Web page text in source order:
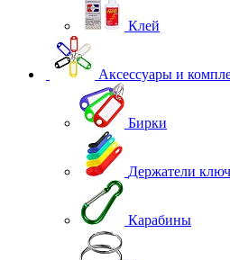
Клей
Аксессуары и
Бирки
Держатели
Карабины